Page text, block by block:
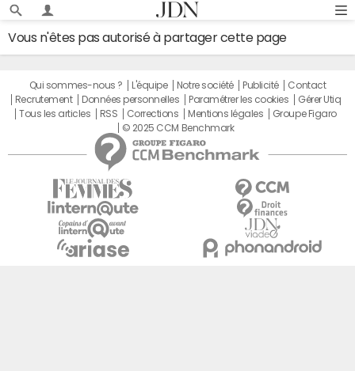
Vous n'êtes pas autorisé à partager cette page
Qui sommes-nous ? L'équipe Notre société Publicité
Contact
Recrutement
Données personnelles Paramétrer les cookies
Gérer Utiq
Tous les articles
RSS Corrections Mentions légales
Groupe Figaro
© 2025 CCM Benchmark